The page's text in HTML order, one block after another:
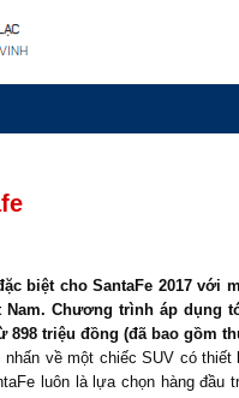
biệt cho SantaFe 2017 với
Chương trình áp dụng
triệu đồng (đã bao gồm
về một chiếc SUV có
luôn là lựa chọn hàng đầu